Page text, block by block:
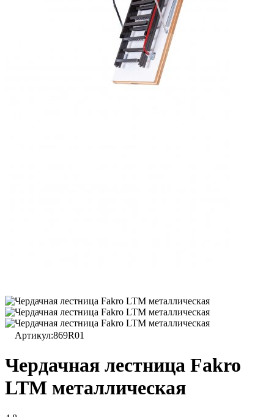
Артикул:869R01
Чердачная лестница Fakro
LTM металлическая